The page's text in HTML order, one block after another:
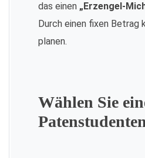
das einen „Erzengel-
Durch einen fixen Betrag
planen.
Wählen Sie